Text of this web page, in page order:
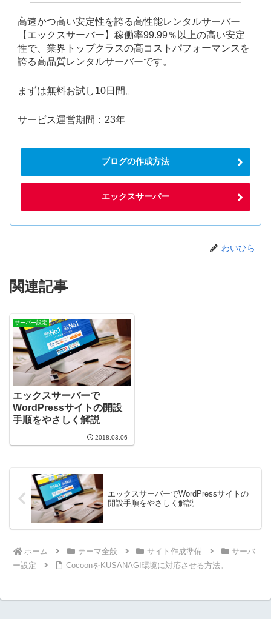
高速かつ高い安定性を誇る高性能レンタルサーバー
【エックスサーバー】稼働率99.99％以上の高い安定
性で、業界トップクラスの高コストパフォーマンスを
誇る高品質レンタルサーバーです。
まずは無料お試し10日間。
サービス運営期間：23年
ブログの作成方法
エックスサーバー
わいひら
関連記事
サーバー設定
エックスサーバーで
WordPressサイトの開設
手順をやさしく解説
2018.03.06
エックスサーバーでWordPressサイトの
開設手順をやさしく解説
ホーム テーマ全般 サイト作成準備
サーバ
ー設定
CocoonをKUSANAGI環境に対応させる方法。